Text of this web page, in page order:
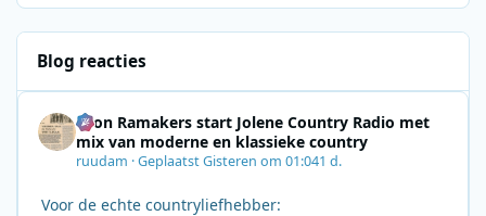
Blog reacties
Leon Ramakers start Jolene Country Radio met
mix van moderne en klassieke country
ruudam ·GeplaatstGisteren om 01:041 d.
Voor de echte countryliefhebber: